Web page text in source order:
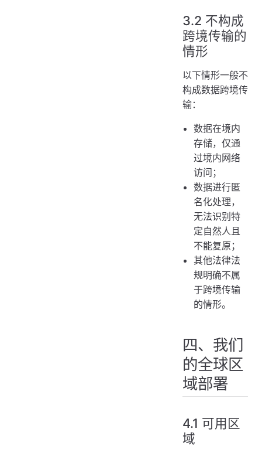
3.2 不构成
跨境传输的
情形
以下情形一般不
构成数据跨境传
输：
数据在境内
存储，仅通
过境内网络
访问；
数据进行匿
名化处理，
无法识别特
定自然人且
不能复原；
其他法律法
规明确不属
于跨境传输
的情形。
四、我们
的全球区
域部署
4.1 可用区
域